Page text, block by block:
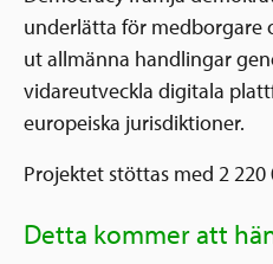
underlätta för medborgare
ut allmänna handlingar
vidareutveckla digitala
europeiska jurisdiktioner.
Projektet stöttas med 2 220
Detta kommer att